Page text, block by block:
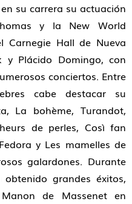
su carrera su actuación
y la New World
Carnegie Hall de Nueva
Plácido Domingo, con
conciertos. Entre
cabe destacar su
La bohème, Turandot,
de perles, Così fan
y Les mamelles de
galardones. Durante
grandes éxitos,
de Massenet en